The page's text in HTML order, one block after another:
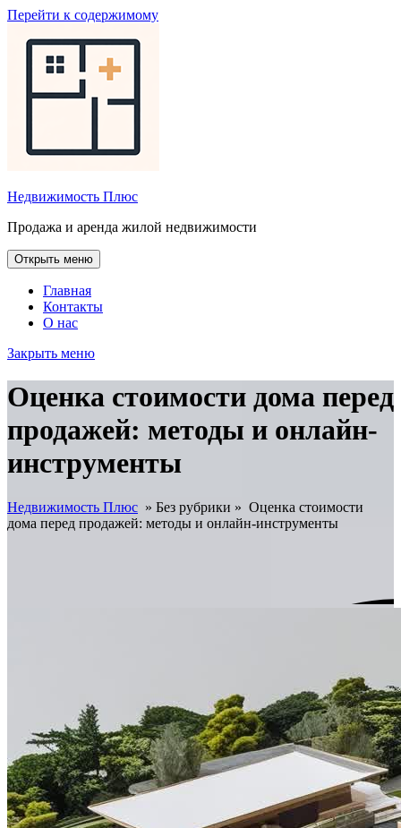
Перейти к содержимому
Недвижимость Плюс
Продажа и аренда жилой недвижимости
Открыть меню
Главная
Контакты
О нас
Закрыть меню
Оценка стоимости дома перед
продажей: методы и онлайн-
инструменты
Недвижимость Плюс » Без рубрики » Оценка стоимости
дома перед продажей: методы и онлайн-инструменты